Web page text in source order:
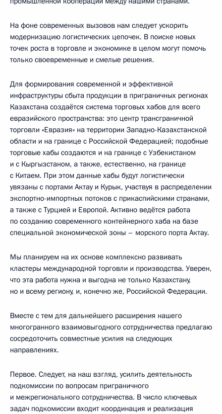
На фоне современных вызовов нам следует ускорить
модернизацию логистических цепочек. В поиске новых
точек роста в торговле и экономике в целом могут помочь
только своевременные и смелые решения.
Для формирования современной и эффективной
инфраструктуры сбыта продукции в приграничных регионах
Казахстана создаётся система торговых хабов для всего
евразийского пространства: это центр трансграничной
торговли «Евразия» на территории Западно-Казахстанской
области и на границе с Российской Федерацией; подобные
торговые хабы создаются и на границе с Узбекистаном
и с Кыргызстаном, а также, естественно, на границе
с Китаем. При этом данные хабы будут логистически
увязаны с портами Актау и Курык, участвуя в распределении
экспортно-импортных потоков с прикаспийскими странами,
а также с Турцией и Европой. Активно ведётся работа
по созданию современного контейнерного хаба на базе
специальной экономической зоны – морского порта Актау.
Мы планируем на их основе комплексно развивать
кластеры международной торговли и производства. Уверен,
что эта работа нужна и выгодна не только Казахстану,
но и всему региону, и, конечно же, Российской Федерации.
Вместе с тем для дальнейшего расширения нашего
многогранного взаимовыгодного сотрудничества предлагаю
сосредоточить совместные усилия на следующих
направлениях.
Первое. Следует, на наш взгляд, усилить деятельность
подкомиссии по вопросам приграничного
и межрегионального сотрудничества. В число ключевых
задач подкомиссии входит координация и реализация